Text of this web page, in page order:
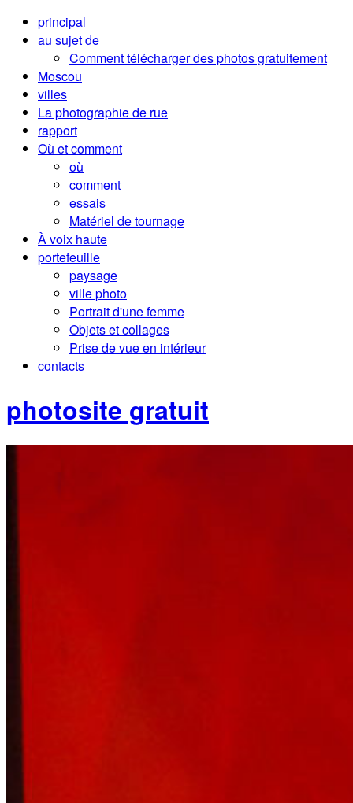
principal
au sujet de
Comment télécharger des photos gratuitement
Moscou
villes
La photographie de rue
rapport
Où et comment
où
comment
essais
Matériel de tournage
À voix haute
portefeuille
paysage
ville photo
Portrait d'une femme
Objets et collages
Prise de vue en intérieur
contacts
photosite gratuit